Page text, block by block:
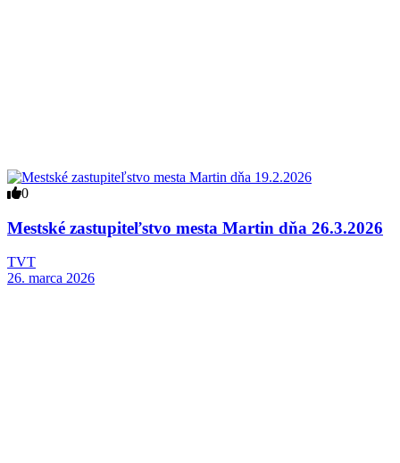
0
Mestské zastupiteľstvo mesta Martin dňa 26.3.2026
TVT
26. marca 2026